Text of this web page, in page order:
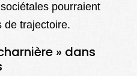
pourraient
de trajectoire.
» dans